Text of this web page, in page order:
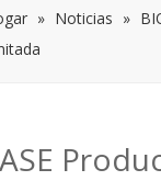
» Noticias »